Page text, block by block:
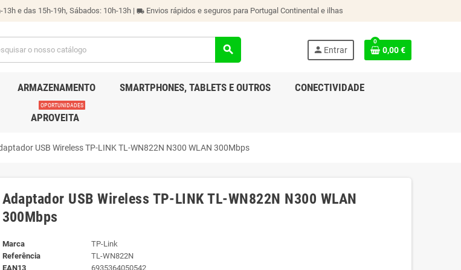
e das 15h-19h, Sábados: 10h-13h | local_shipping Envios rápidos e seguros para Portugal Continental e ilhas
search person Entrar
0
0,00 €
ARMAZENAMENTO SMARTPHONES, TABLETS E OUTROS CONECTIVIDADE
APROVEITA
OPORTUNIDADES
USB Wireless TP-LINK TL-WN822N N300 WLAN 300Mbps
Adaptador USB Wireless TP-LINK TL-WN822N N300 WLAN
300Mbps
Marca
TP-Link
Referência
TL-WN822N
EAN13
6935364050542